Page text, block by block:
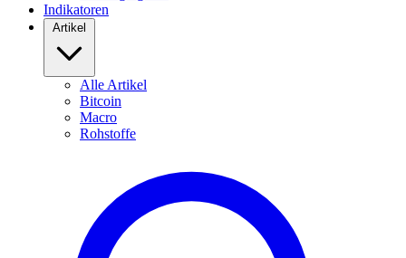
Indikatoren
Artikel
Alle Artikel
Bitcoin
Macro
Rohstoffe